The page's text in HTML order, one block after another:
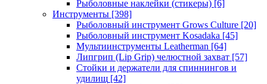
Рыболовные наклейки (стикеры) [6]
Инструменты [398]
Рыболовный инструмент Grows Culture [20]
Рыболовный инструмент Kosadaka [45]
Мультиинструменты Leatherman [64]
Липгрип (Lip Grip) челюстной захват [57]
Стойки и держатели для спиннингов и
удилищ [42]